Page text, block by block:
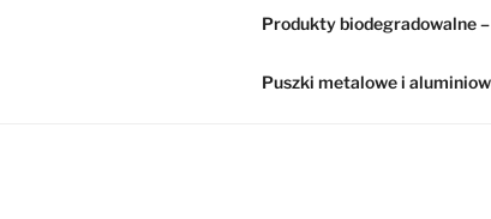
Produkty biodegradowalne
Puszki metalowe i